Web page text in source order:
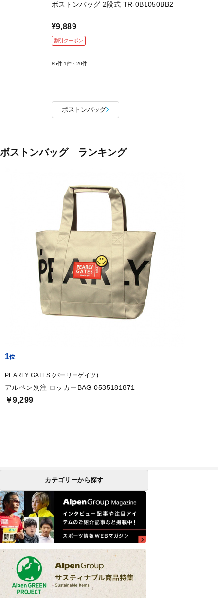
ボストンバッグ 2段式 TR-0B1050BB2
¥9,889
割引クーポン
85件 1件～20件
ボストンバッグ
ボストンバッグ ランキング
1
PEARLY GATES (パーリーゲイツ)
アルペン別注 ロッカーBAG 0535181871
￥9,299
カテゴリーから探す